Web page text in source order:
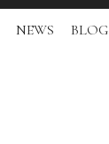
NEWS BLOG